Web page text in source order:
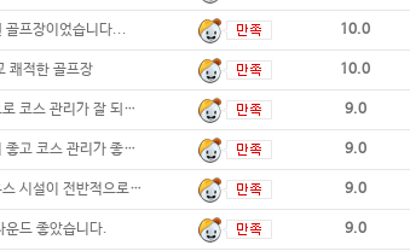
골프장이었습니다... 10.0
쾌적한 골프장 10.0
전반적으로 코스 관리가 잘 되어 있으나 6월 9.0
접근성이 좋고 코스 관리가 좋아요 9.0
클럽하우스 시설이 전반적으로 깨끗하고 예뻐요 9.0
운드 좋았습니다. 9.0